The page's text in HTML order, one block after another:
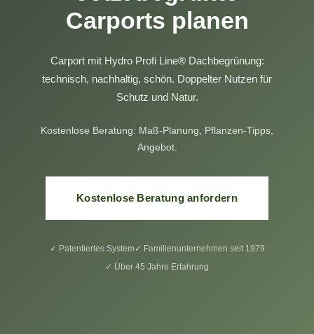
Carports planen
Carport mit Hydro Profi Line® Dachbegrünung:
technisch, nachhaltig, schön. Doppelter Nutzen für
Schutz und Natur.
Kostenlose Beratung: Maß-Planung, Pflanzen-Tipps,
Angebot.
Kostenlose Beratung anfordern
✓ Patentiertes System✓ Familienunternehmen seit 1979
✓ Über 45 Jahre Erfahrung